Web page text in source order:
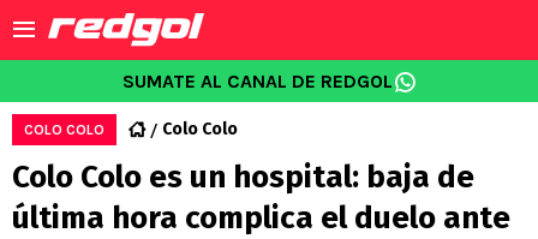
SUMATE AL CANAL DE REDGOL
COLO COLO Colo Colo
Colo Colo es un hospital: baja de
última hora complica el duelo ante